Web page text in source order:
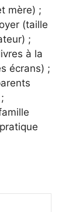
mère) ;
(taille
;
à la
écrans) ;